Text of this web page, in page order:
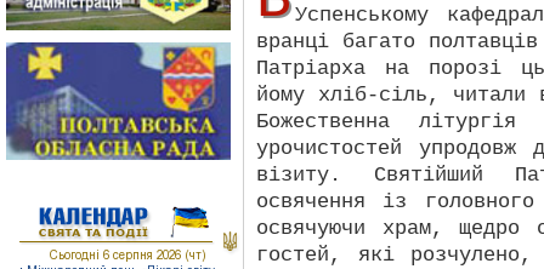
Успенському
вранці багато
Патріарха на порозі
йому хліб-сіль, читали
Божественна
урочистостей упродовж
візиту. Святійший
освячення із
освячуючи храм, щедро
гостей, які